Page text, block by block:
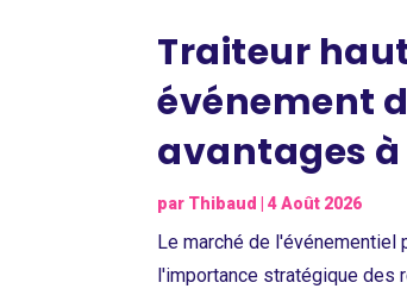
Traiteur
événement
avantages
par Thibaud 4 Août 2026
Le marché de
l'importance stratégique des